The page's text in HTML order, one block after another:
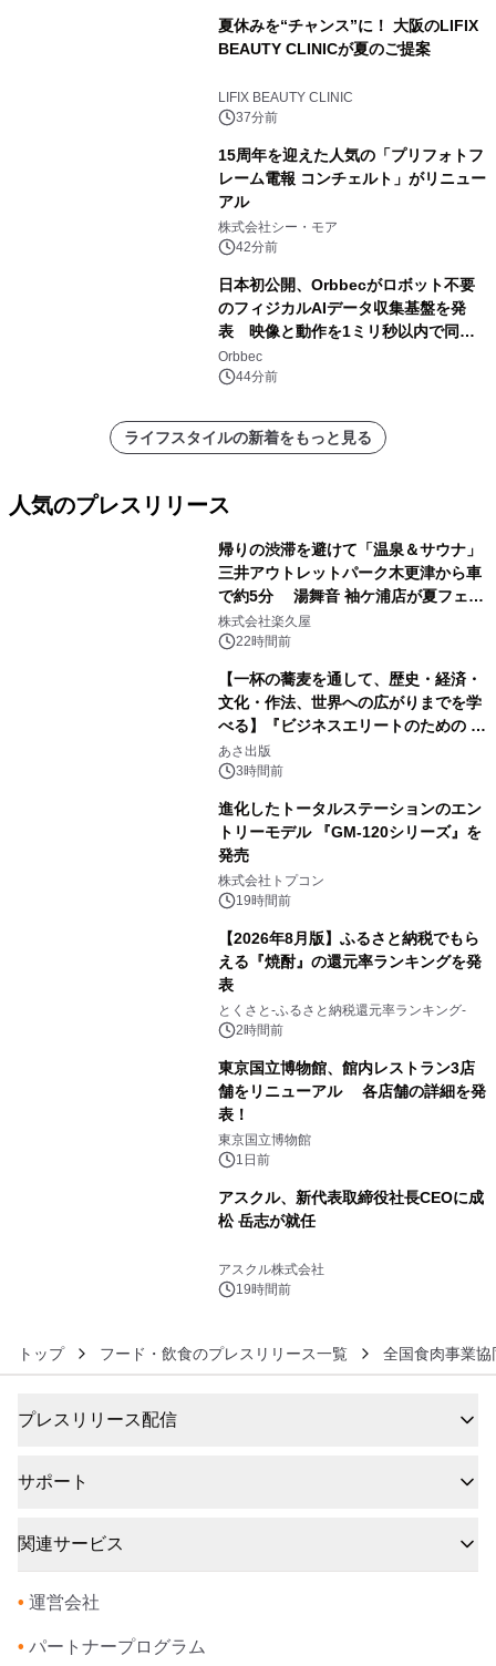
夏休みを“チャンス”に！ 大阪のLIFIX
BEAUTY CLINICが夏のご提案
LIFIX BEAUTY CLINIC
37分前
15周年を迎えた人気の「プリフォトフ
レーム電報 コンチェルト」がリニュー
アル
株式会社シー・モア
42分前
日本初公開、Orbbecがロボット不要
のフィジカルAIデータ収集基盤を発
表 映像と動作を1ミリ秒以内で同
期、約200グラムの試作機をROSCon
JP 2026で実演
Orbbec
44分前
ライフスタイルの新着をもっと見る
人気のプレスリリース
帰りの渋滞を避けて「温泉＆サウナ」
三井アウトレットパーク木更津から車
で約5分 湯舞音 袖ケ浦店が夏フェア
メニューを提供
株式会社楽久屋
22時間前
【一杯の蕎麦を通して、歴史・経済・
文化・作法、世界への広がりまでを学
べる】『ビジネスエリートのための 教
養としての蕎麦』2026年8月25日
（火）発売
あさ出版
3時間前
進化したトータルステーションのエン
トリーモデル 『GM-120シリーズ』を
発売
株式会社トプコン
19時間前
【2026年8月版】ふるさと納税でもら
える『焼酎』の還元率ランキングを発
表
とくさと-ふるさと納税還元率ランキング-
2時間前
東京国立博物館、館内レストラン3店
舗をリニューアル 各店舗の詳細を発
表！
東京国立博物館
1日前
アスクル、新代表取締役社長CEOに成
松 岳志が就任
アスクル株式会社
19時間前
トップ フード・飲食のプレスリリース一覧 全国食肉事業
プレスリリース配信
サポート
関連サービス
• 運営会社
• パートナープログラム